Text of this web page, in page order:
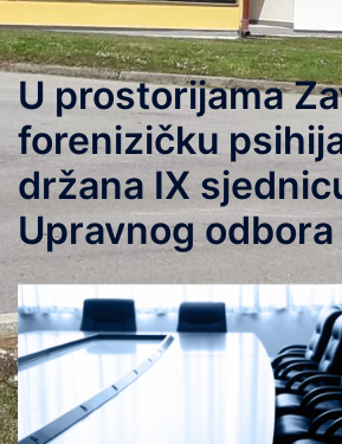
U prostorijama
forenizičku
držana IX
Upravnog odbora